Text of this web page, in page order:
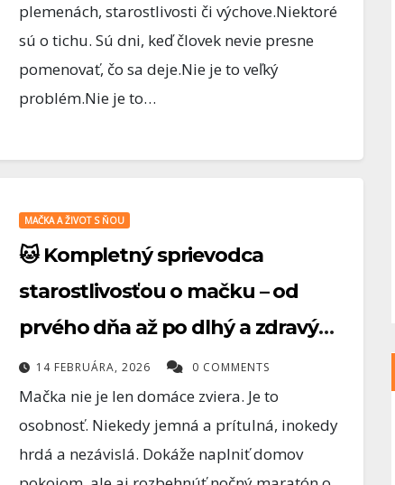
plemenách, starostlivosti či výchove.Niektoré
sú o tichu. Sú dni, keď človek nevie presne
pomenovať, čo sa deje.Nie je to veľký
problém.Nie je to…
MAČKA A ŽIVOT S ŇOU
🐱 Kompletný sprievodca
starostlivosťou o mačku – od
prvého dňa až po dlhý a zdravý
život
14 FEBRUÁRA, 2026 0 COMMENTS
Mačka nie je len domáce zviera. Je to
osobnosť. Niekedy jemná a prítulná, inokedy
hrdá a nezávislá. Dokáže naplniť domov
1 COMMENTS
zakladaní akvária
(2. diel): Nezačni
rybami, začni
hlavou
8 FEBRUÁRA, 2026